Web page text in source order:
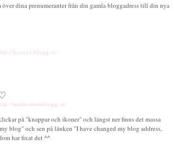
dina prenumeranter från din gamla bloggadress till din nya
kaaxxi.blogg.se/
malinsfotoblogg.se
på "knappar och ikoner" och längst ner finns det massa
blog" och sen på länken "I have changed my blog address,
har fixat det ^^